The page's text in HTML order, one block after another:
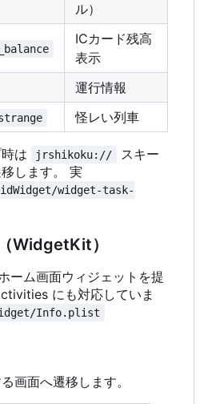
ル）
ICカード残高
表示
運行情報
怪レい列車
は jrshikoku://
スキー
します。 実
widget-task-
WidgetKit）
ーム画面ウィジェットを提
にも対応していま
Info.plist
画面へ遷移します。